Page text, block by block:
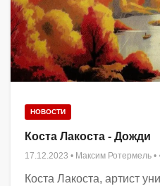
НОВОСТИ
Коста Лакоста - Дожди
17.12.2023 • Максим Ротермель •
Коста Лакоста, артист